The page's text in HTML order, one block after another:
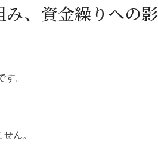
み、資金繰りへの影
。
ん。